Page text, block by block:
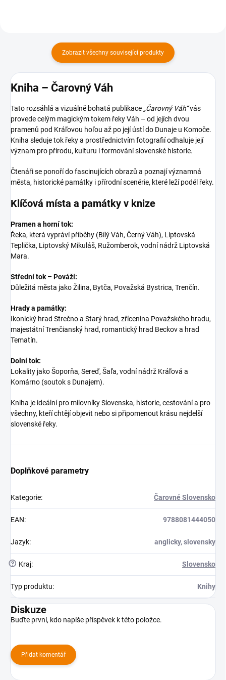
Zobrazit všechny související produkty
Kniha – Čarovný Váh
Tato rozsáhlá a vizuálně bohatá publikace „Čarovný Váh“vás
provede celým magickým tokem řeky Váh – od jejích dvou
pramenů pod Kráľovou hoľou až po její ústí do Dunaje u Komoče.
Kniha sleduje tok řeky a prostřednictvím fotografií odhaluje její
význam pro přírodu, kulturu i formování slovenské historie.
Čtenáři se ponoří do fascinujících obrazů a poznají významná
města, historické památky i přírodní scenérie, které leží podél řeky.
Klíčová místa a památky v knize
Pramen a horní tok:
Řeka, která vypráví příběhy (Bílý Váh, Černý Váh), Liptovská
Teplička, Liptovský Mikuláš, Ružomberok, vodní nádrž Liptovská
Mara.
Střední tok – Pováží:
Důležitá města jako Žilina, Bytča, Považská Bystrica, Trenčín.
Hrady a památky:
Ikonický hrad Strečno a Starý hrad, zřícenina Považského hradu,
majestátní Trenčianský hrad, romantický hrad Beckov a hrad
Tematín.
Dolní tok:
Lokality jako Šoporňa, Sereď, Šaľa, vodní nádrž Kráľová a
Komárno (soutok s Dunajem).
Kniha je ideální pro milovníky Slovenska, historie, cestování a pro
všechny, kteří chtějí objevit nebo si připomenout krásu nejdelší
slovenské řeky.
Doplňkové parametry
Kategorie: Čarovné Slovensko
EAN: 9788081444050
Jazyk: anglicky, slovensky
? Kraj: Slovensko
Typ produktu: Knihy
Diskuze
Buďte první, kdo napíše příspěvek k této položce.
Přidat komentář